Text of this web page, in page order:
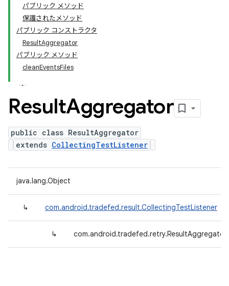
パブリック メソッド
保護されたメソッド
パブリック コンストラクタ
ResultAggregator
パブリック メソッド
cleanEventsFiles
ResultAggregator
public class ResultAggregator
extends CollectingTestListener
java.lang.Object
↳ com.android.tradefed.result.CollectingTestListener
↳ com.android.tradefed.retry.ResultAggregator